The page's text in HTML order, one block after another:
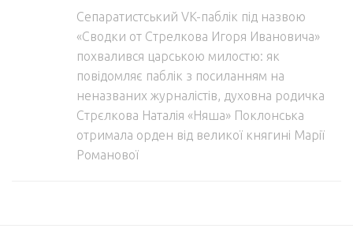
Сепаратистський VK-паблік під назвою
«Сводки от Стрелкова Игоря Ивановича»
похвалився царською милостю: як
повідомляє паблік з посиланням на
неназваних журналістів, духовна родичка
Стрєлкова Наталія «Няша» Поклонська
отримала орден від великої княгині Марії
Романової